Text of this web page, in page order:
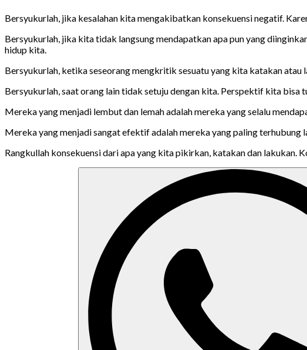
Bersyukurlah, jika kesalahan kita mengakibatkan konsekuensi negatif.
Bersyukurlah, jika kita tidak langsung mendapatkan apa pun yang
hidup kita.
Bersyukurlah, ketika seseorang mengkritik sesuatu yang kita katakan
Bersyukurlah, saat orang lain tidak setuju dengan kita. Perspektif kita
Mereka yang menjadi lembut dan lemah adalah mereka yang selalu
Mereka yang menjadi sangat efektif adalah mereka yang paling
Rangkullah konsekuensi dari apa yang kita pikirkan, katakan dan lakukan.